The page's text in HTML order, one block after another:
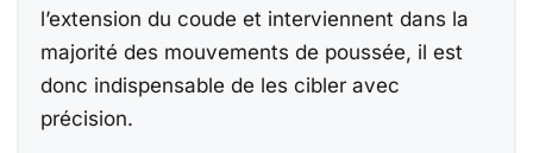
l’extension du coude et interviennent dans la
majorité des mouvements de poussée, il est
donc indispensable de les cibler avec
précision.